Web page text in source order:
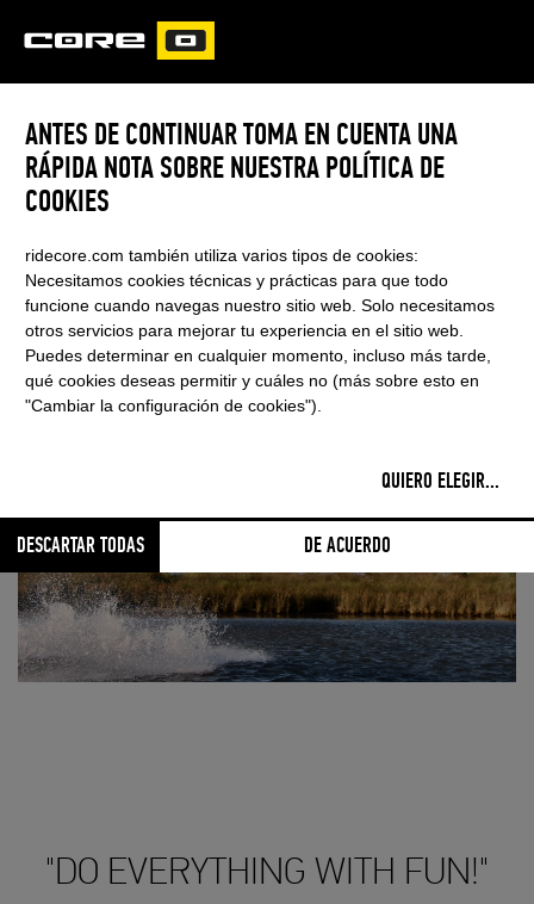
CARVED
Country:Germany
Kiting since:
2011
Favorite spot:Denia (Spain), Brazilian Lagoons
"DO EVERYTHING WITH FUN!"
ANTES DE CONTINUAR TOMA EN CUENTA UNA
RÁPIDA NOTA SOBRE NUESTRA POLÍTICA DE
COOKIES
ridecore.com también utiliza varios tipos de cookies:
Necesitamos cookies técnicas y prácticas para que todo
funcione cuando navegas nuestro sitio web. Solo necesitamos
otros servicios para mejorar tu experiencia en el sitio web.
Puedes determinar en cualquier momento, incluso más tarde,
qué cookies deseas permitir y cuáles no (más sobre esto en
"Cambiar la configuración de cookies").
QUIERO ELEGIR...
DESCARTAR TODAS DE ACUERDO